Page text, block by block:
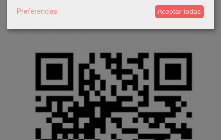
Preferencias Aceptar todas